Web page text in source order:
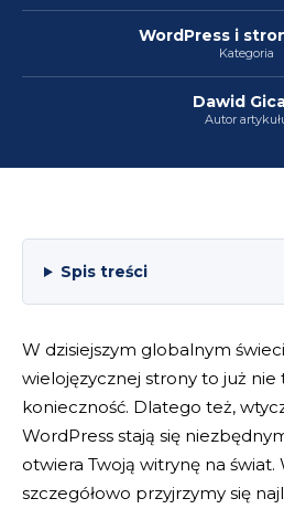
WordPress i
Kategoria
Dawid
Autor
Spis treści
W dzisiejszym globalnym
wielojęzycznej strony to już nie
konieczność. Dlatego też,
WordPress stają się
otwiera Twoją witrynę na
szczegółowo przyjrzymy się